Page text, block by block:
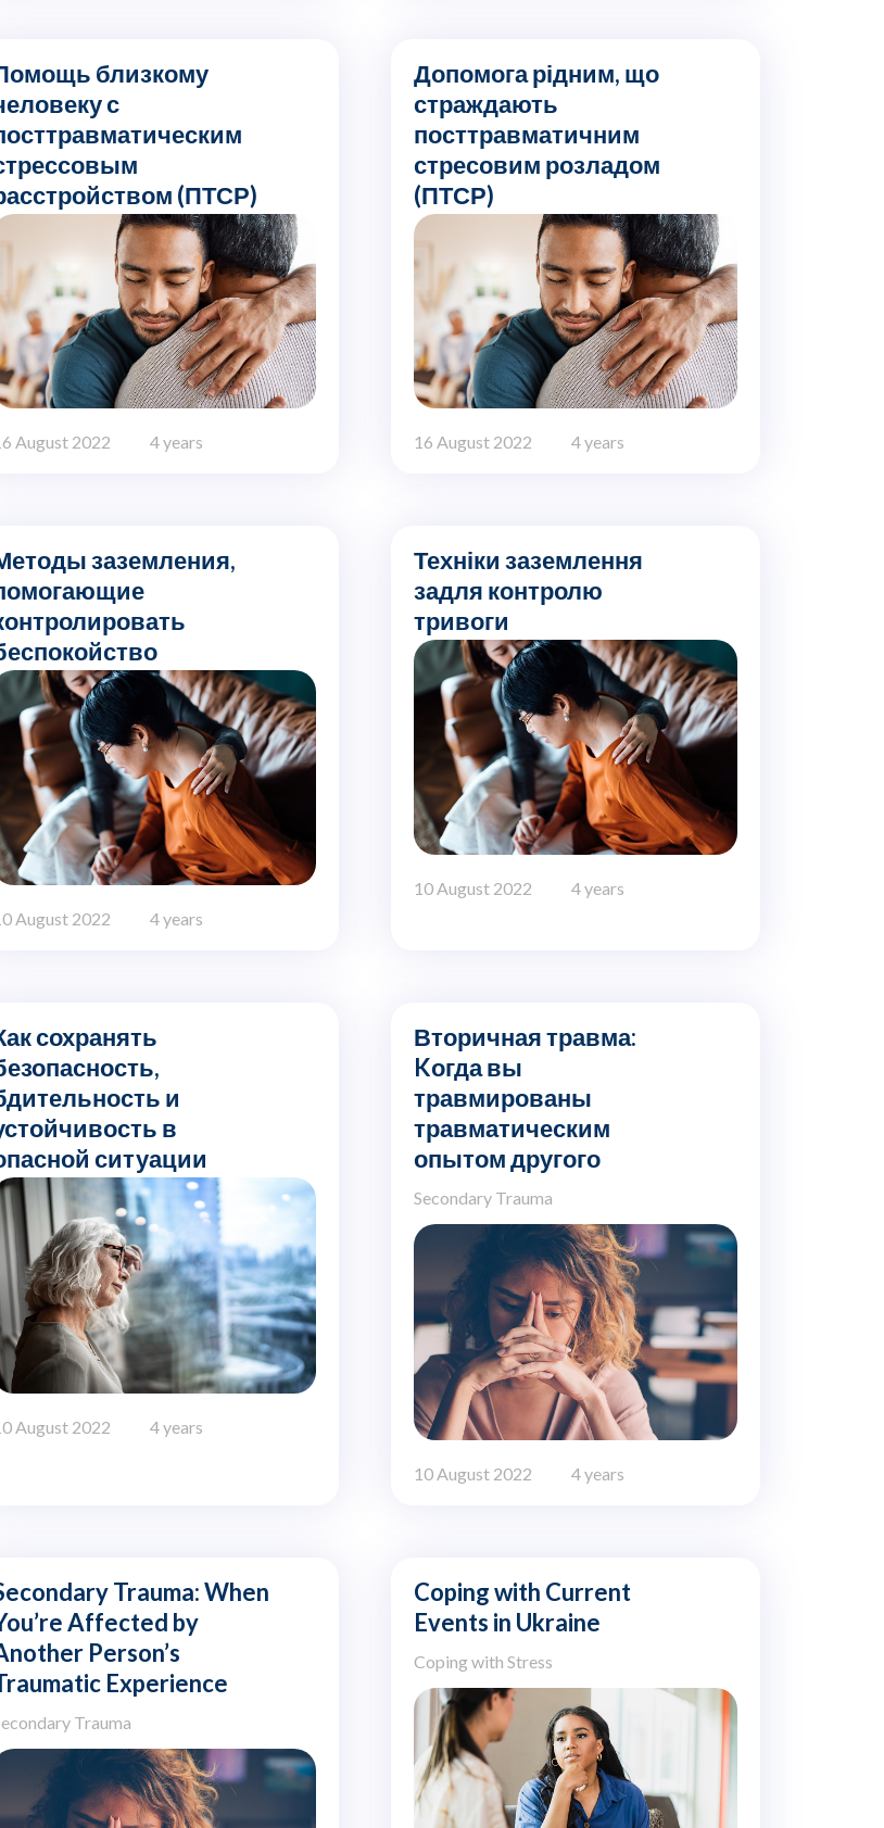
близкому
с
(ПТСР)
August 2022 4 years
Допомога рідним, що
страждають
посттравматичним
стресовим розладом
(ПТСР)
16 August 2022 4 years
заземления,
August 2022 4 years
Техніки заземлення
задля контролю
тривоги
10 August 2022 4 years
сохранять
и
в
ситуации
August 2022 4 years
Вторичная травма:
Kогда вы
травмированы
травматическим
опытом другого
Secondary Trauma
10 August 2022 4 years
Trauma: When
Affected by
Person’s
Experience
Trauma
Coping with Current
Events in Ukraine
Coping with Stress